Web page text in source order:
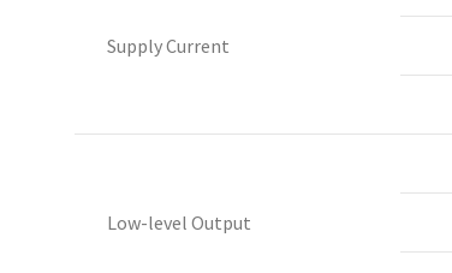
Supply Current
Low-level Output